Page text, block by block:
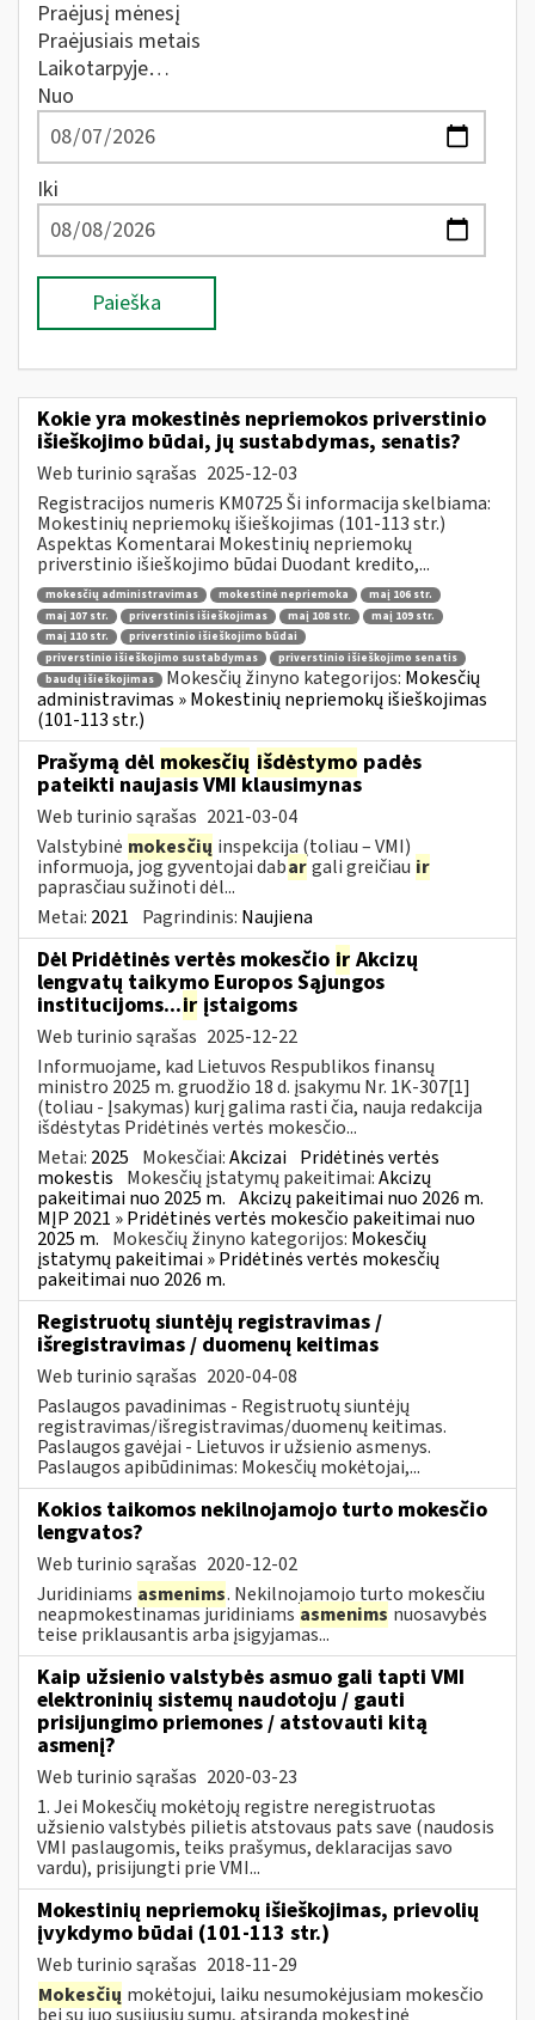
Praėjusį mėnesį
Praėjusiais metais
Laikotarpyje…
Nuo
Iki
Paieška
Kokie yra mokestinės nepriemokos priverstinio
išieškojimo būdai, jų sustabdymas, senatis?
Web turinio sąrašas 2025-12-03
Registracijos numeris KM0725 Ši informacija skelbiama:
Mokestinių nepriemokų išieškojimas (101-113 str.)
Aspektas Komentarai Mokestinių nepriemokų
priverstinio išieškojimo būdai Duodant kredito,...
mokesčių administravimas mokestinė nepriemoka
maį 106 str.
maį 107 str.
priverstinis išieškojimas maį 108 str.
maį 109 str.
maį 110 str.
priverstinio išieškojimo būdai
priverstinio išieškojimo sustabdymas
priverstinio išieškojimo senatis
baudų išieškojimas
Mokesčių žinyno kategorijos: Mokesčių
administravimas » Mokestinių nepriemokų išieškojimas
(101-113 str.)
Prašymą dėl mokesčių išdėstymo padės
pateikti naujasis VMI klausimynas
Web turinio sąrašas 2021-03-04
Valstybinė mokesčių inspekcija (toliau – VMI)
informuoja, jog gyventojai dabargali greičiau ir
paprasčiau sužinoti dėl...
Metai: 2021 Pagrindinis: Naujiena
Dėl Pridėtinės vertės mokesčio ir Akcizų
lengvatų taikymo Europos Sąjungos
institucijoms...ir įstaigoms
Web turinio sąrašas 2025-12-22
Informuojame, kad Lietuvos Respublikos finansų
ministro 2025 m. gruodžio 18 d. įsakymu Nr. 1K-307[1]
(toliau - Įsakymas) kurį galima rasti čia, nauja redakcija
išdėstytas Pridėtinės vertės mokesčio...
Metai: 2025 Mokesčiai:Akcizai Pridėtinės vertės
mokestis Mokesčių įstatymų pakeitimai:Akcizų
pakeitimai nuo 2025 m. Akcizų pakeitimai nuo 2026 m.
MĮP 2021 » Pridėtinės vertės mokesčio pakeitimai nuo
2025 m. Mokesčių žinyno kategorijos: Mokesčių
įstatymų pakeitimai » Pridėtinės vertės mokesčių
pakeitimai nuo 2026 m.
Registruotų siuntėjų registravimas /
išregistravimas / duomenų keitimas
Web turinio sąrašas 2020-04-08
Paslaugos pavadinimas - Registruotų siuntėjų
registravimas/išregistravimas/duomenų keitimas.
Paslaugos gavėjai - Lietuvos ir užsienio asmenys.
Paslaugos apibūdinimas: Mokesčių mokėtojai,...
Kokios taikomos nekilnojamojo turto mokesčio
lengvatos?
Web turinio sąrašas 2020-12-02
Juridiniams asmenims. Nekilnojamojo turto mokesčiu
neapmokestinamas juridiniams asmenims nuosavybės
teise priklausantis arba įsigyjamas...
Kaip užsienio valstybės asmuo gali tapti VMI
elektroninių sistemų naudotoju / gauti
prisijungimo priemones / atstovauti kitą
asmenį?
Web turinio sąrašas 2020-03-23
1. Jei Mokesčių mokėtojų registre neregistruotas
užsienio valstybės pilietis atstovaus pats save (naudosis
VMI paslaugomis, teiks prašymus, deklaracijas savo
vardu), prisijungti prie VMI...
Mokestinių nepriemokų išieškojimas, prievolių
įvykdymo būdai (101-113 str.)
Web turinio sąrašas 2018-11-29
Mokesčių mokėtojui, laiku nesumokėjusiam mokesčio
bei su juo susijusių sumų, atsiranda mokestinė